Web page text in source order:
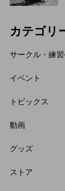
カテゴリ
サークル・練習
イベント
トピックス
動画
グッズ
ストア